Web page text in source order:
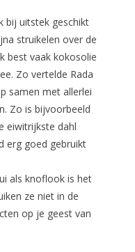
bij uitstek geschikt
struikelen over de
best vaak kokosolie
Zo vertelde Rada
samen met allerlei
Zo is bijvoorbeeld
eiwitrijkste dahl
erg goed gebruikt
als knoflook is het
ze niet in de
op je geest van